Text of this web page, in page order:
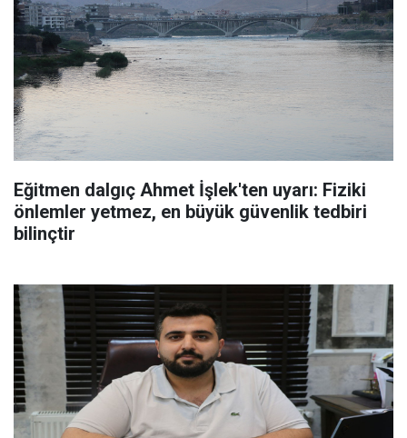
Eğitmen dalgıç Ahmet İşlek'ten uyarı: Fiziki
önlemler yetmez, en büyük güvenlik tedbiri
bilinçtir